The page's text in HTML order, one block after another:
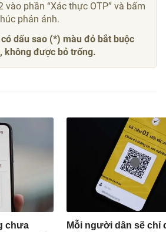
vào phần “Xác thực OTP” và bấm
phản ánh.
dấu sao (*) màu đỏ bắt buộc
không được bỏ trống.
chưa
Mỗi người dân sẽ chỉ